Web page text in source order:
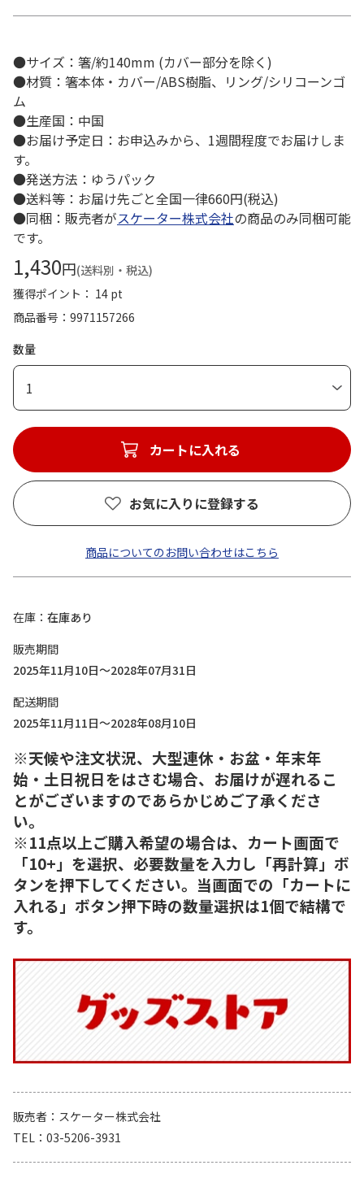
●サイズ：箸/約140mm (カバー部分を除く)
●材質：箸本体・カバー/ABS樹脂、リング/シリコーンゴ
ム
●生産国：中国
●お届け予定日：お申込みから、1週間程度でお届けしま
す。
●発送方法：ゆうパック
●送料等：お届け先ごと全国一律660円(税込)
●同梱：販売者がスケーター株式会社の商品のみ同梱可能
です。
1,430円(送料別・税込)
獲得ポイント： 14 pt
商品番号
9971157266
数量
1
カートに入れる
お気に入りに登録する
商品についてのお問い合わせはこちら
在庫
在庫あり
販売期間
2025年11月10日～2028年07月31日
配送期間
2025年11月11日～2028年08月10日
※天候や注文状況、大型連休・お盆・年末年
始・土日祝日をはさむ場合、お届けが遅れるこ
とがございますのであらかじめご了承くださ
い。
※11点以上ご購入希望の場合は、カート画面で
「10+」を選択、必要数量を入力し「再計算」ボ
タンを押下してください。当画面での「カートに
入れる」ボタン押下時の数量選択は1個で結構で
す。
販売者
スケーター株式会社
TEL
03-5206-3931